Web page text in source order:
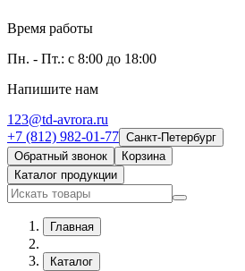
Время работы
Пн. - Пт.: с 8:00 до 18:00
Напишите нам
123@td-avrora.ru
+7 (812) 982-01-77 Санкт-Петербург
Обратный звонок
Корзина
Каталог продукции
Главная
Каталог